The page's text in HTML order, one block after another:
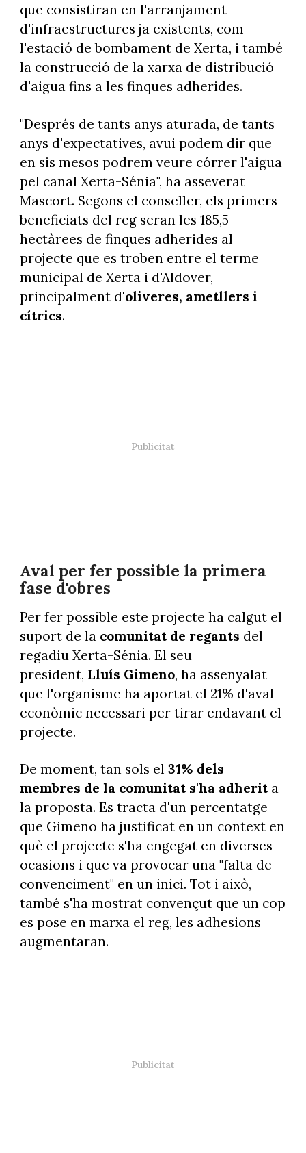
que consistiran en l'arranjament
d'infraestructures ja existents, com
l'estació de bombament de Xerta, i també
la construcció de la xarxa de distribució
d'aigua fins a les finques adherides.
"Després de tants anys aturada, de tants
anys d'expectatives, avui podem dir que
en sis mesos podrem veure córrer l'aigua
pel canal Xerta-Sénia", ha asseverat
Mascort. Segons el conseller, els primers
beneficiats del reg seran les 185,5
hectàrees de finques adherides al
projecte que es troben entre el terme
municipal de Xerta i d'Aldover,
principalment d'oliveres, ametllers i
cítrics.
Aval per fer possible la primera
fase d'obres
Per fer possible este projecte ha calgut el
suport de la comunitat de regants del
regadiu Xerta-Sénia. El seu
president, Lluís Gimeno, ha assenyalat
que l'organisme ha aportat el 21% d'aval
econòmic necessari per tirar endavant el
projecte.
De moment, tan sols el 31% dels
membres de la comunitat s'ha adherit a
la proposta. Es tracta d'un percentatge
que Gimeno ha justificat en un context en
què el projecte s'ha engegat en diverses
ocasions i que va provocar una "falta de
convenciment" en un inici. Tot i això,
també s'ha mostrat convençut que un cop
es pose en marxa el reg, les adhesions
augmentaran.